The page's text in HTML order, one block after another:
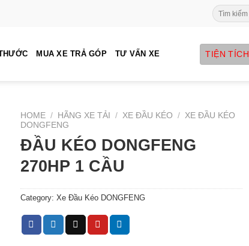
Search
for:
MUA XE TRẢ GÓP TƯ VẤN XE TIỆN TÍCH
HOME / HÃNG XE TẢI / XE ĐẦU KÉO / XE ĐẦU KÉO
DONGFENG
ĐẦU KÉO DONGFENG
270HP 1 CẦU
Category: Xe Đầu Kéo DONGFENG